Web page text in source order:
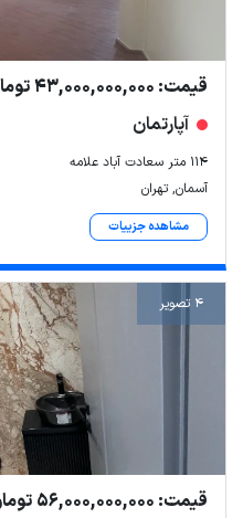
قیمت: 43,000,000,000 تومان
آپارتمان
۱۱۴ متر سعادت آباد علامه
آسمان, تهران
مشاهده جزییات
4 تصویر
قیمت: 56,000,000,000 تومان